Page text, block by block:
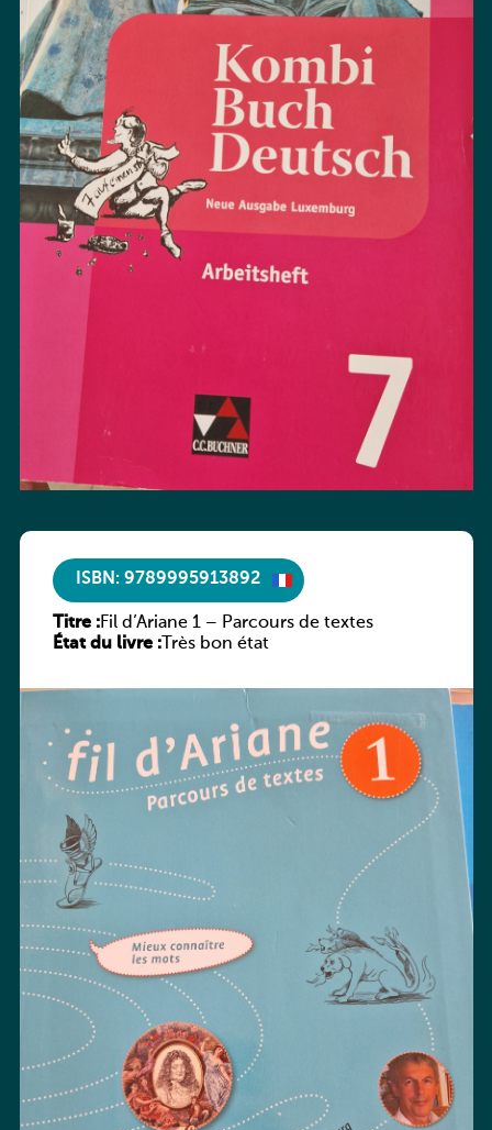
ISBN: 9789995913892
Titre :Fil d’Ariane 1 – Parcours de textes
État du livre :Très bon état